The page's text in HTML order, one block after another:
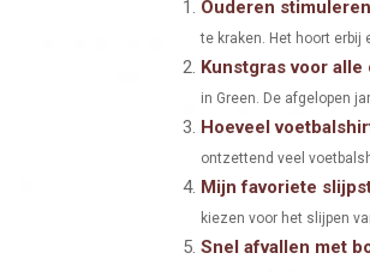
R
O
Ouderen
te kraken. Het hoort erbij
Kunstgras voor alle
in Green. De afgelopen
Hoeveel
ontzettend veel
Mijn favoriete
kiezen voor het slijpen
Snel afvallen met